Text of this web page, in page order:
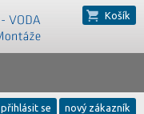
Košík
přihlásit se nový zákazník